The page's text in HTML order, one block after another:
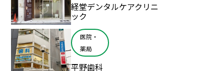
経堂デンタルケアクリニ
ック
医院・
薬局
平野歯科